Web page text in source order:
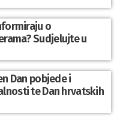
o
Sudjelujte u
Dan pobjede i
te Dan hrvatskih